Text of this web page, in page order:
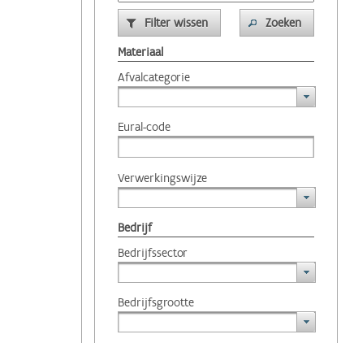
Filter wissen
Zoeken
Materiaal
Afvalcategorie
Eural-code
Verwerkingswijze
Bedrijf
Bedrijfssector
Bedrijfsgrootte